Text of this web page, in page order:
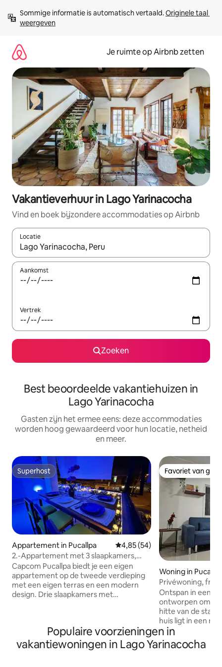
direct
naar
Sommige informatie is automatisch vertaald. Originele taal
weergeven
Je ruimte op Airbnb zetten
Vakantieverhuur in Lago Yarinacocha
Vind en boek bijzondere accommodaties op Airbnb
Locatie
Wanneer er suggesties beschikbaar zijn, maak je een keuze
Aankomst
Vertrek
Zoeken
Best beoordeelde vakantiehuizen in
Lago Yarinacocha
Gasten zijn het ermee eens: deze accommodaties
worden hoog gewaardeerd voor hun locatie, netheid
en meer.
Superhost
Superhost
Appartement in Pucallpa Gemiddelde beoordeling van
4,85 (54)
2.-Appartement met 3 slaapkamers,
terras en airconditioning
Capcom Pucallpa biedt je een eigen
appartement op de tweede verdieping
met een eigen terras en een modern
design. Drie slaapkamers met
eenpersoonsbed en een driezits-
slaapbank. Twee badkamers, een
woonkamer met SMART TV, een
Favoriet van
Favoriet van
Woning in
Privéwoning, fris
Ontspan in een
ontworpen om
hitte van de stad
huis ligt in een
ideaal voor
zoek zijn naar
Geniet van
Populaire voorzieningen in
vakantiewoningen in Lago Yarinacocha